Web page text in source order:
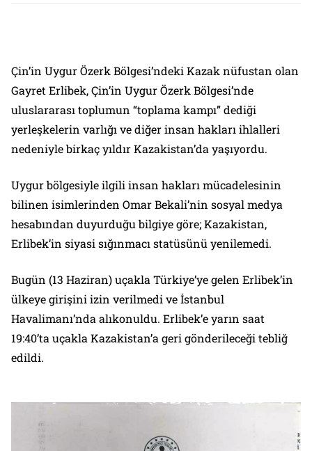
Çin’in Uygur Özerk Bölgesi’ndeki Kazak nüfustan olan
Gayret Erlibek, Çin’in Uygur Özerk Bölgesi’nde
uluslararası toplumun “toplama kampı” dediği
yerleşkelerin varlığı ve diğer insan hakları ihlalleri
nedeniyle birkaç yıldır Kazakistan’da yaşıyordu.
Uygur bölgesiyle ilgili insan hakları mücadelesinin
bilinen isimlerinden Omar Bekali’nin sosyal medya
hesabından duyurduğu bilgiye göre; Kazakistan,
Erlibek’in siyasi sığınmacı statüsünü yenilemedi.
Bugün (13 Haziran) uçakla Türkiye’ye gelen Erlibek’in
ülkeye girişini izin verilmedi ve İstanbul
Havalimanı’nda alıkonuldu. Erlibek’e yarın saat
19:40’ta uçakla Kazakistan’a geri gönderileceği tebliğ
edildi.